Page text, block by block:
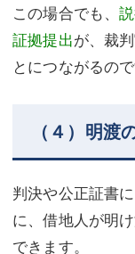
この場合でも、
証拠提出が、裁
とにつながるので
（４）明渡
判決や公正証書
に、借地人が明
できます。